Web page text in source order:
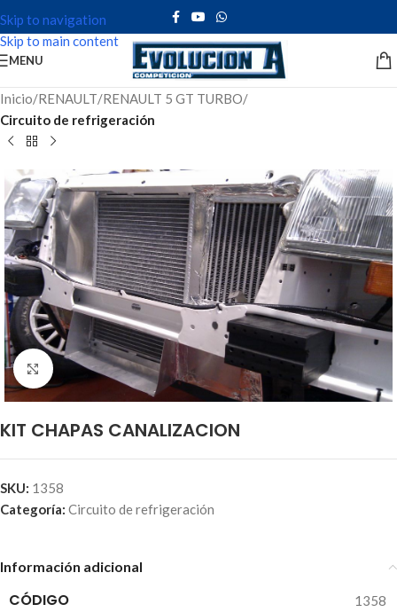
Skip to navigation
Skip to main content
MENU
Inicio RENAULT RENAULT 5 GT TURBO
Circuito de refrigeración
Click to enlarge
KIT CHAPAS CANALIZACION
SKU: 1358
Categoría: Circuito de refrigeración
Información adicional
CÓDIGO 1358